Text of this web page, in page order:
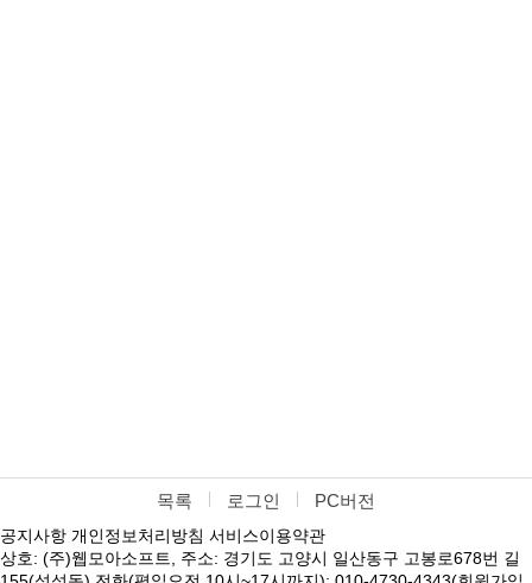
목록 로그인 PC버전
공지사항 개인정보처리방침 서비스이용약관
상호: (주)웹모아소프트, 주소: 경기도 고양시 일산동구 고봉로678번 길